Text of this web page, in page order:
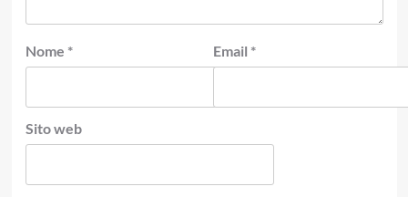
Nome * Email *
Sito web